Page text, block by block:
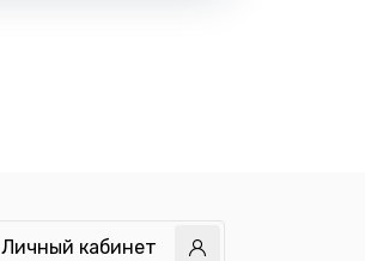
Личный кабинет